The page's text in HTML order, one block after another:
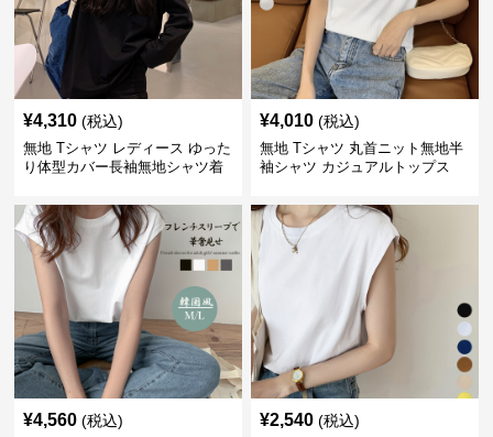
¥4,310 (税込)
無地 Tシャツ レディース ゆった
り体型カバー長袖無地シャツ着
¥4,010 (税込)
無地 Tシャツ 丸首ニット無地半
袖シャツ カジュアルトップス
¥4,560 (税込) ¥2,540 (税込)